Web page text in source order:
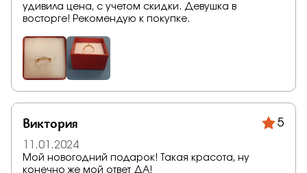
удивила цена, с учетом скидки. Девушка в
восторге! Рекомендую к покупке.
Виктория 5
11.01.2024
Мой новогодний подарок! Такая красота, ну
конечно же мой ответ ДА!